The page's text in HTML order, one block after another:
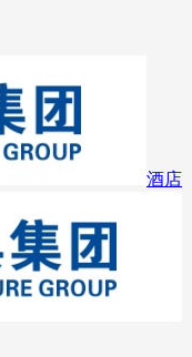
酒店